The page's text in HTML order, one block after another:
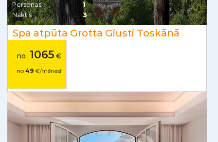
Personas
1
Naktis
3
Spa atpūta Grotta Giusti Toskānā
no 1065 €
no 49 €/mēnesī